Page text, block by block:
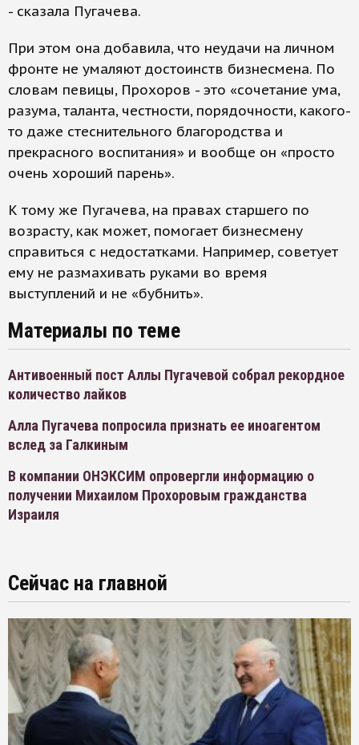
- сказала Пугачева.
При этом она добавила, что неудачи на личном
фронте не умаляют достоинств бизнесмена. По
словам певицы, Прохоров - это «сочетание ума,
разума, таланта, честности, порядочности, какого-
то даже стеснительного благородства и
прекрасного воспитания» и вообще он «просто
очень хороший парень».
К тому же Пугачева, на правах старшего по
возрасту, как может, помогает бизнесмену
справиться с недостатками. Например, советует
ему не размахивать руками во время
выступлений и не «бубнить».
Материалы по теме
Антивоенный пост Аллы Пугачевой собрал рекордное
количество лайков
Алла Пугачева попросила признать ее иноагентом
вслед за Галкиным
В компании ОНЭКСИМ опровергли информацию о
получении Михаилом Прохоровым гражданства
Израиля
Сейчас на главной